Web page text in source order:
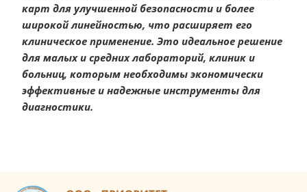
карт для улучшенной безопасности и более
широкой линейностью, что расширяет его
клиническое применение. Это идеальное решение
для малых и средних лабораторий, клиник и
больниц, которым необходимы экономически
эффективные и надежные инструменты для
диагностики.